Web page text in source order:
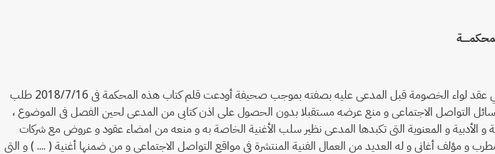
حيث أن وجيز واقعات الدعوى يخلص حسبما يبين من مطالعة سائر أوراق الدعوى و كافة مستنداتها فى أن المدعي عقد لواء الخصومة قبل المدعى عليه بصفته بموجب صحيفة أودعت قلم كتاب هذه المحكمة فى 2018/7/16 طلب
التواصل الاجتماعى و منع عرضه مستقبلا بدون الحصول على اذن كتابى من المدعى لحين الفصل فى الموضوع ،
و الأدبية و المعنوية التى تكبدها المدعى نظير سلب الأغنية الخاصة به و منعه من امضاء عقود و عروض مع شركات
و مؤلف أغانى و له العديد من العمال الفنية المنتشرة فى مواقع التواصل الاجتماعى و من ضمنها أغنية ( .... ) و التى